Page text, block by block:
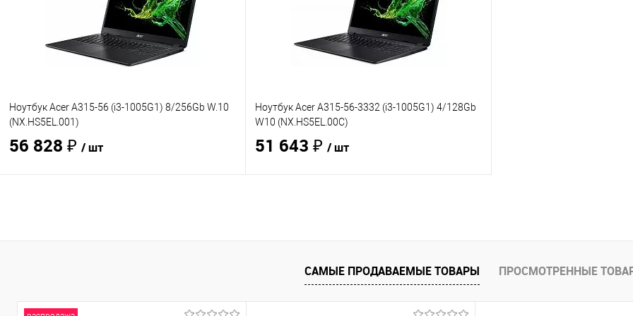
Ноутбук Acer A315-56 (i3-1005G1) 8/256Gb W.10
(NX.HS5EL.001)
56 828 ₽ / шт
Купить в 1 клик
Сравнение
Ноутбук Acer A315-56-3332 (i3-1005G1) 4/128Gb
W10 (NX.HS5EL.00C)
51 643 ₽ / шт
Купить в 1 клик
Сравнение
В избранное
В наличии- 8 шт.
САМЫЕ ПРОДАВАЕМЫЕ ТОВАРЫ ПРОСМОТРЕННЫЕ